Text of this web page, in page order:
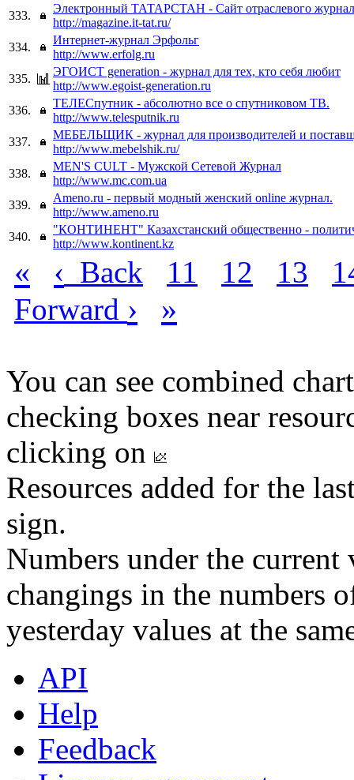
333.
Электронный ТАТАРСТАН - Сайт отраслевого
http://magazine.it-tat.ru/
334.
Интернет-журнал Эрфольг
http://www.erfolg.ru
335.
ЭГОИСТ generation - журнал для тех, кто себя любит
http://www.egoist-generation.ru
336.
ТЕЛЕСпутник - абсолютно все о спутниковом ТВ.
http://www.telesputnik.ru
337.
МЕБЕЛЬЩИК - журнал для производителей и
http://www.mebelshik.ru/
338.
MEN'S CULT - Мужской Сетевой Журнал
http://www.mc.com.ua
339.
Ameno.ru - первый модный женский online журнал.
http://www.ameno.ru
340.
"КОНТИНЕНТ" Казахстанский общественно -
http://www.kontinent.kz
« ‹ Back 11 12 13
Forward › »
You can see combined
checking boxes near
clicking on
Resources added for the
sign.
Numbers under the
changings in the numbers
yesterday values at the
API
Help
Feedback